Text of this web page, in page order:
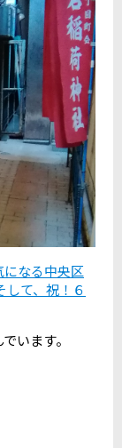
なる中央区
、祝！６
います。